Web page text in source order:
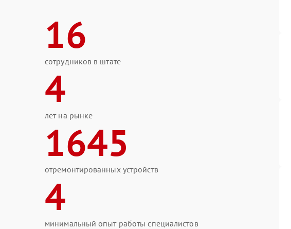
16
сотрудников в штате
4
лет на рынке
1645
отремонтированных устройств
4
минимальный опыт работы специалистов